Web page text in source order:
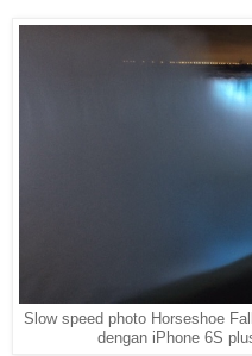
Slow speed photo Horseshoe
dengan iPhone 6S